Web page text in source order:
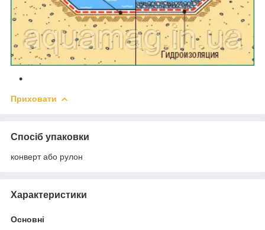
Приховати
Спосіб упаковки
конверт або рулон
Характеристики
Основні